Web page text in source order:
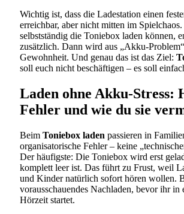
Wichtig ist, dass die Ladestation einen
erreichbar, aber nicht mitten im
selbstständig die Toniebox laden können,
zusätzlich. Dann wird aus „Akku-
Gewohnheit. Und genau das ist das Ziel:
soll euch nicht beschäftigen – es soll
Laden ohne Akku-Stress:
Fehler und wie du sie
Beim Toniebox laden passieren in
organisatorische Fehler – keine
Der häufigste: Die Toniebox wird erst
komplett leer ist. Das führt zu Frust, weil
und Kinder natürlich sofort hören wollen.
vorausschauendes Nachladen, bevor ihr in
Hörzeit startet.